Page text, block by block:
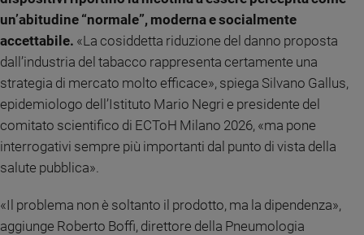
un’abitudine “normale”, moderna e socialmente
accettabile. «La cosiddetta riduzione del danno proposta
dall’industria del tabacco rappresenta certamente una
strategia di mercato molto efficace», spiega Silvano Gallus,
epidemiologo dell’Istituto Mario Negri e presidente del
comitato scientifico di ECToH Milano 2026, «ma pone
interrogativi sempre più importanti dal punto di vista della
salute pubblica».
«Il problema non è soltanto il prodotto, ma la dipendenza»,
aggiunge Roberto Boffi, direttore della Pneumologia